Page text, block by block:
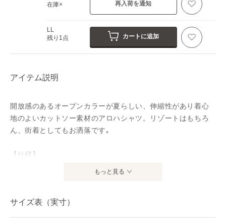
在庫×
再入荷を通知
LL
残り1点
カートに追加
アイテム説明
開放感のあるオープンカラーが夏らしい、伸縮性があり着心
地のよいカットソー素材のアロハシャツ。リゾートはもちろ
ん、街着としてもお洒落です｡
【仕様】
洗濯機可･ドライ不可
もっと見る
サイズ表（実寸）